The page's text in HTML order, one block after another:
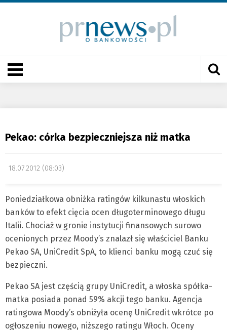
Pekao: córka bezpieczniejsza niż matka
18.07.2012 (08:03)
Poniedziałkowa obniżka ratingów kilkunastu włoskich
banków to efekt cięcia ocen długoterminowego długu
Italii. Chociaż w gronie instytucji finansowych surowo
ocenionych przez Moody’s znalazł się właściciel Banku
Pekao SA, UniCredit SpA, to klienci banku mogą czuć się
bezpieczni.
Pekao SA jest częścią grupy UniCredit, a włoska spółka-
matka posiada ponad 59% akcji tego banku. Agencja
ratingowa Moody’s obniżyła ocenę UniCredit wkrótce po
ogłoszeniu nowego, niższego ratingu Włoch. Oceny